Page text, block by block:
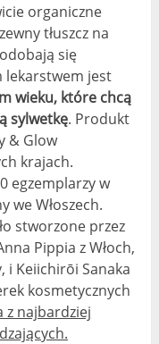
organiczne
tłuszcz na
się
lekarstwem jest
wieku, które chcą
sylwetkę. Produkt
& Glow
krajach.
egzemplarzy w
we Włoszech.
stworzone przez
Pippia z Włoch,
i Keiichirōi Sanaka
kosmetycznych
z najbardziej